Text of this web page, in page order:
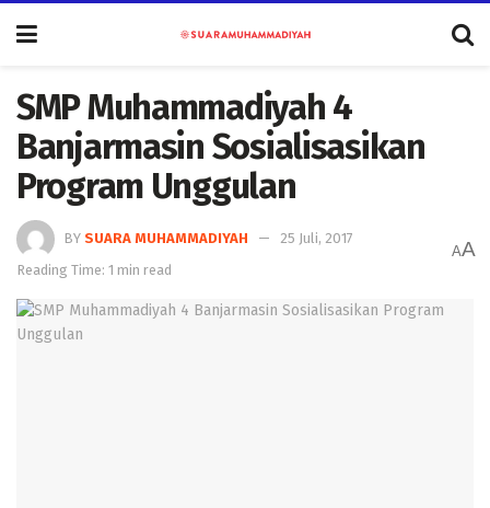
SMP Muhammadiyah 4
Banjarmasin Sosialisasikan
Program Unggulan
BY SUARA MUHAMMADIYAH
25 Juli, 2017
Reading Time: 1 min read
AA